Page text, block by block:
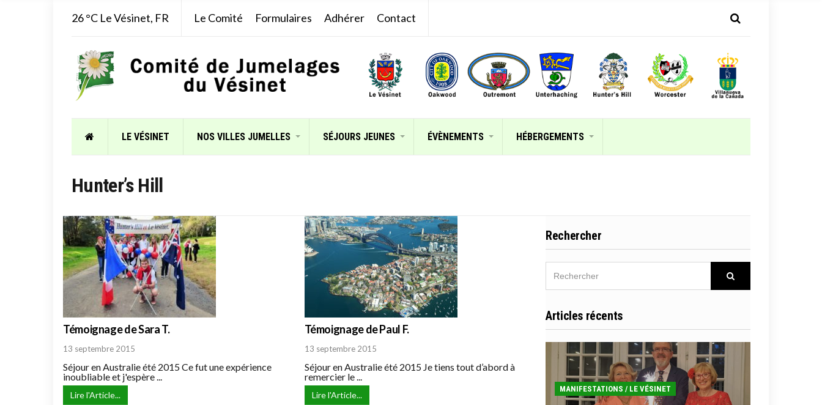
26 °C Le Vésinet, FR Le Comité Formulaires Adhérer Contact
LE VÉSINET NOS VILLES JUMELLES SÉJOURS JEUNES ÉVÈNEMENTS HÉBERGEMENTS
Hunter’s Hill
Témoignage de Sara T.
13 septembre 2015
Séjour en Australie été 2015 Ce fut une expérience
inoubliable et j'espère ...
Lire l'Article...
Témoignage de Paul F.
13 septembre 2015
Séjour en Australie été 2015 Je tiens tout d’abord à
remercier le ...
Lire l'Article...
Rechercher
Articles récents
MANIFESTATIONS / LE VÉSINET